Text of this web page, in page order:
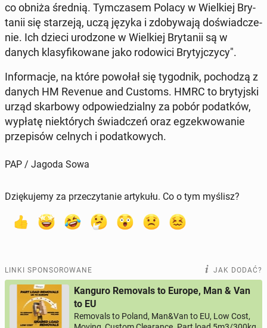
co obniża średnią. Tym­cza­sem Polacy w Wiel­kiej Bry­
ta­nii się sta­rze­ją, uczą języka i zdo­by­wa­ją do­świad­cze­
nie. Ich dzieci uro­dzo­ne w Wiel­kiej Bry­ta­nii są w
danych kla­sy­fi­ko­wa­ne jako ro­do­wi­ci Bry­tyj­czy­cy".
In­for­ma­cje, na które powołał się ty­go­dnik, po­cho­dzą z
danych HM Revenue and Customs. HMRC to bry­tyj­ski
urząd skar­bo­wy od­po­wie­dzial­ny za pobór po­dat­ków,
wypłatę nie­któ­rych świad­czeń oraz eg­ze­kwo­wa­nie
prze­pi­sów celnych i po­dat­ko­wych.
PAP / Jagoda Sowa
Dziękujemy za przeczytanie artykułu. Co o tym myślisz?
LINKI SPONSOROWANE JAK DODAĆ?
Kanguro Removals to Europe, Man & Van
to EU
Removals to Poland, Man&Van to EU, Low Cost,